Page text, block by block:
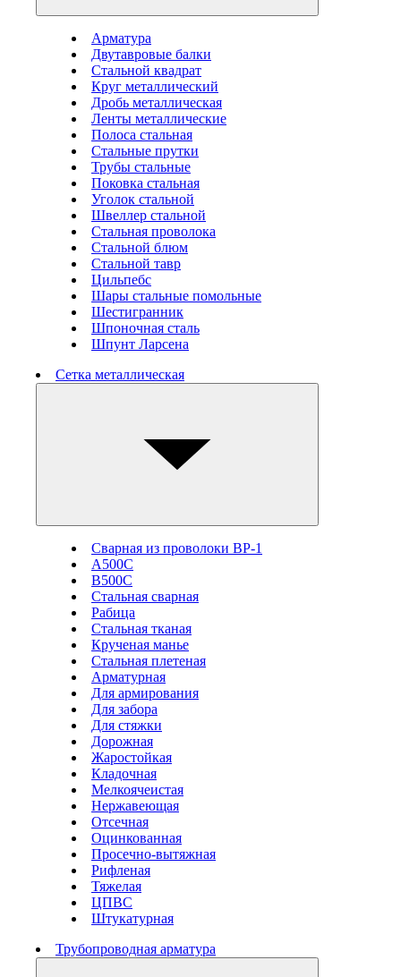
Арматура
Двутавровые балки
Стальной квадрат
Круг металлический
Дробь металлическая
Ленты металлические
Полоса стальная
Стальные прутки
Трубы стальные
Поковка стальная
Уголок стальной
Швеллер стальной
Стальная проволока
Стальной блюм
Стальной тавр
Цильпебс
Шары стальные помольные
Шестигранник
Шпоночная сталь
Шпунт Ларсена
Сетка металлическая
Сварная из проволоки ВР-1
А500С
В500С
Стальная сварная
Рабица
Стальная тканая
Крученая манье
Стальная плетеная
Арматурная
Для армирования
Для забора
Для стяжки
Дорожная
Жаростойкая
Кладочная
Мелкоячеистая
Нержавеющая
Отсечная
Оцинкованная
Просечно-вытяжная
Рифленая
Тяжелая
ЦПВС
Штукатурная
Трубопроводная арматура